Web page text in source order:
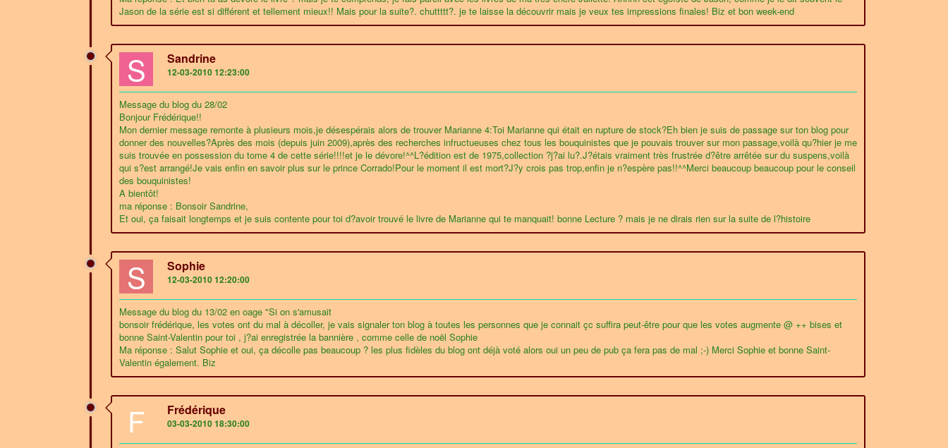
Jason de la série est si différent et tellement mieux!! Mais pour la suite?. chuttttt?. je te laisse la découvrir mais je veux tes impressions finales! Biz et bon week-end
S Sandrine
12-03-2010 12:23:00
Message du blog du 28/02
Bonjour Frédérique!!
Mon dernier message remonte à plusieurs mois,je désespérais alors de trouver Marianne 4:Toi Marianne qui était en rupture de stock?Eh bien je suis de passage sur ton blog pour
donner des nouvelles?Après des mois (depuis juin 2009),après des recherches infructueuses chez tous les bouquinistes que je pouvais trouver sur mon passage,voilà qu?hier je me
suis trouvée en possession du tome 4 de cette série!!!!et je le dévore!^^L?édition est de 1975,collection ?j?ai lu?.J?étais vraiment très frustrée d?être arrêtée sur du suspens,voilà
qui s?est arrangé!Je vais enfin en savoir plus sur le prince Corrado!Pour le moment il est mort?J?y crois pas trop,enfin je n?espère pas!!^^Merci beaucoup beaucoup pour le conseil
des bouquinistes!
A bientôt!
ma réponse : Bonsoir Sandrine,
Et oui, ça faisait longtemps et je suis contente pour toi d?avoir trouvé le livre de Marianne qui te manquait! bonne Lecture ? mais je ne dirais rien sur la suite de l?histoire
S Sophie
12-03-2010 12:20:00
Message du blog du 13/02 en oage "Si on s'amusait
bonsoir frédérique, les votes ont du mal à décoller, je vais signaler ton blog à toutes les personnes que je connait çc suffira peut-être pour que les votes augmente @ ++ bises et
bonne Saint-Valentin pour toi , j?ai enregistrée la bannière , comme celle de noël Sophie
Ma réponse : Salut Sophie et oui, ça décolle pas beaucoup ? les plus fidèles du blog ont déjà voté alors oui un peu de pub ça fera pas de mal ;-) Merci Sophie et bonne Saint-
Valentin également. Biz
F Frédérique
03-03-2010 18:30:00